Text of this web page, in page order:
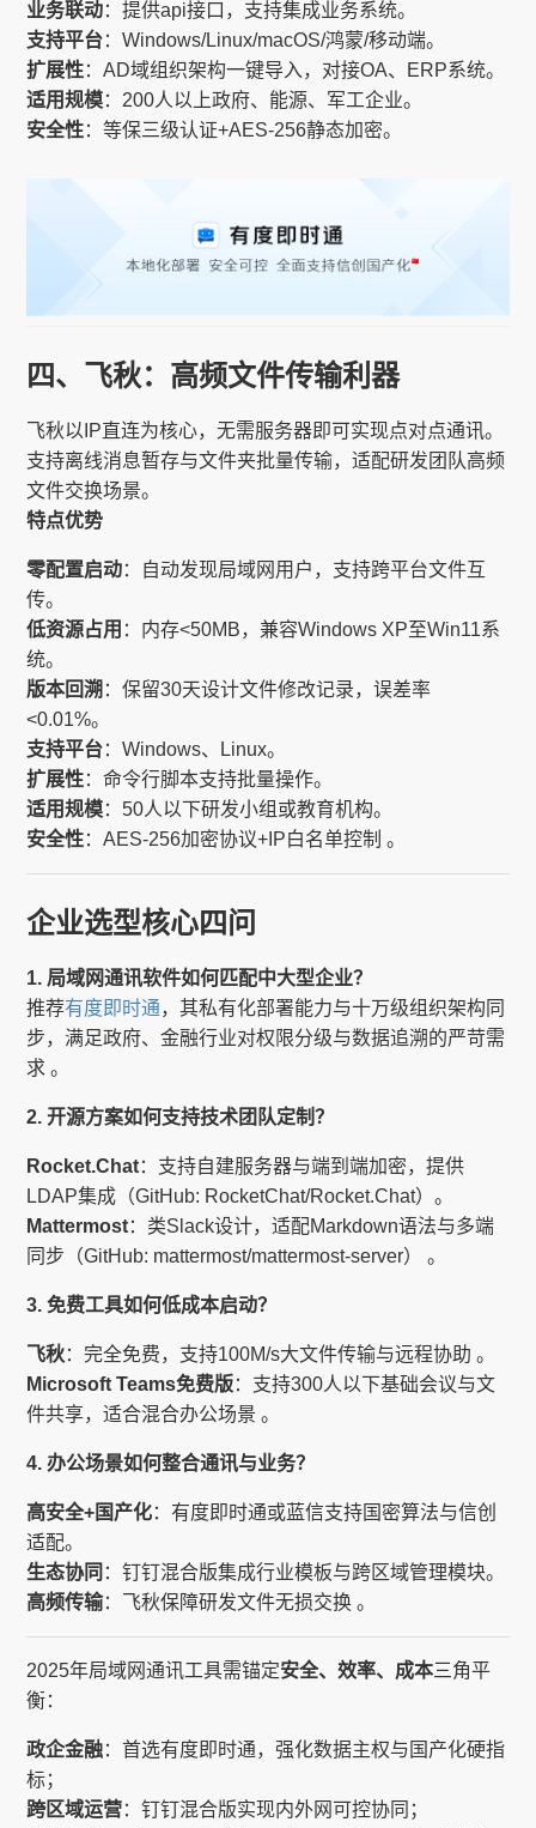
业务联动：提供api接口，支持集成业务系统。
支持平台：Windows/Linux/macOS/鸿蒙/移动端。
扩展性：AD域组织架构一键导入，对接OA、ERP系统。
适用规模：200人以上政府、能源、军工企业。
安全性：等保三级认证+AES-256静态加密。
四、飞秋：高频文件传输利器
飞秋以IP直连为核心，无需服务器即可实现点对点通讯。
支持离线消息暂存与文件夹批量传输，适配研发团队高频
文件交换场景。
特点优势
零配置启动：自动发现局域网用户，支持跨平台文件互
传。
低资源占用 ：内存<50MB，兼容Windows XP至Win11系
统。
版本回溯 ：保留30天设计文件修改记录，误差率
<0.01%。
支持平台：Windows、Linux。
扩展性：命令行脚本支持批量操作。
适用规模：50人以下研发小组或教育机构。
安全性：AES-256加密协议+IP白名单控制 。
企业选型核心四问
1. 局域网通讯软件如何匹配中大型企业？
推荐有度即时通，其私有化部署能力与十万级组织架构同
步，满足政府、金融行业对权限分级与数据追溯的严苛需
求 。
2. 开源方案如何支持技术团队定制？
Rocket.Chat：支持自建服务器与端到端加密，提供
LDAP集成（GitHub: RocketChat/Rocket.Chat）。
Mattermost：类Slack设计，适配Markdown语法与多端
同步（GitHub: mattermost/mattermost-server） 。
3. 免费工具如何低成本启动？
飞秋：完全免费，支持100M/s大文件传输与远程协助 。
Microsoft Teams免费版：支持300人以下基础会议与文
件共享，适合混合办公场景 。
4. 办公场景如何整合通讯与业务？
高安全+国产化：有度即时通或蓝信支持国密算法与信创
适配。
生态协同 ：钉钉混合版集成行业模板与跨区域管理模块。
高频传输：飞秋保障研发文件无损交换 。
2025年局域网通讯工具需锚定安全、效率、成本三角平
衡：
政企金融：首选有度即时通，强化数据主权与国产化硬指
标；
跨区域运营：钉钉混合版实现内外网可控协同；